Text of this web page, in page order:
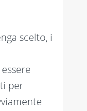
scelto, i
per